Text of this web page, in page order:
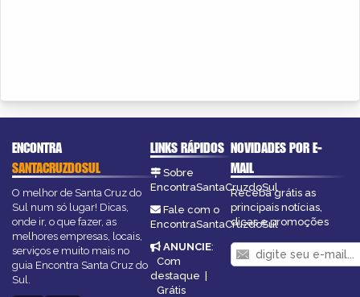
ENCONTRA
SANTACRUZDOSUL
O melhor de Santa Cruz do
Sul num só lugar! Dicas,
onde ir, o que fazer, as
melhores empresas, locais,
serviços e muito mais no
guia Encontra Santa Cruz do
Sul.
LINKS RÁPIDOS
Sobre
EncontraSantaCruzdoSul
Fale com o
EncontraSantaCruzdoSul
ANUNCIE:
Com
destaque |
Grátis
NOVIDADES POR E-
MAIL
Receba grátis as
principais notícias,
dicas e promoções